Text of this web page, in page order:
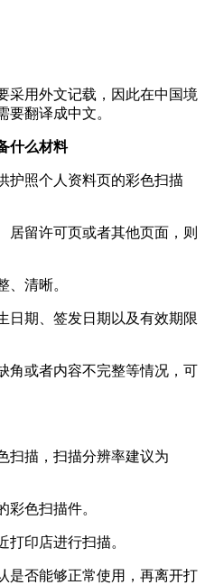
采用外文记载，因此在中国境
要翻译成中文。
什么材料
护照个人资料页的彩色扫描
居留许可页或者其他页面，则
、清晰。
日期、签发日期以及有效期限
角或者内容不完整等情况，可
扫描，扫描分辨率建议为
彩色扫描件。
打印店进行扫描。
是否能够正常使用，再离开打